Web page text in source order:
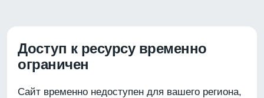
Доступ к ресурсу временно
ограничен
Сайт временно недоступен для вашего региона,